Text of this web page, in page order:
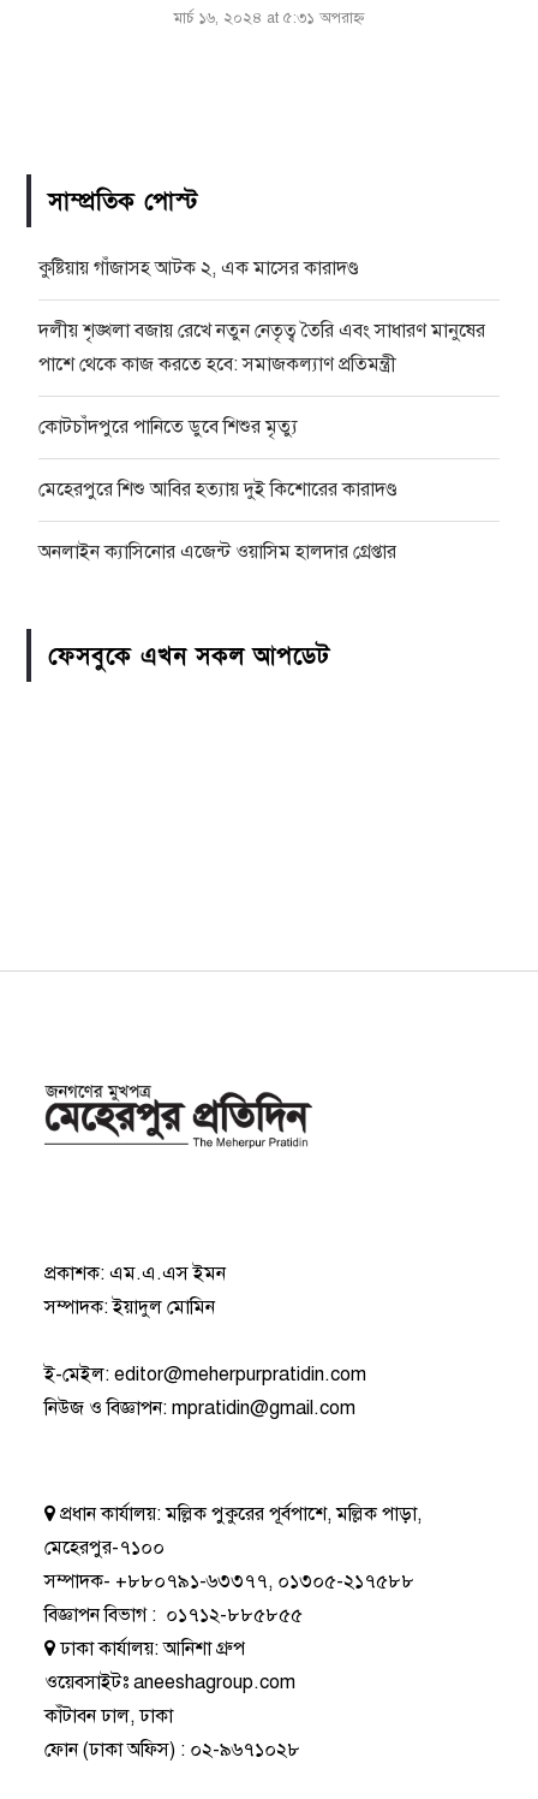
মার্চ ১৬, ২০২৪ at ৫:৩১ অপরাহ্ণ
সাম্প্রতিক পোস্ট
কুষ্টিয়ায় গাঁজাসহ আটক ২, এক মাসের কারাদণ্ড
দলীয় শৃঙ্খলা বজায় রেখে নতুন নেতৃত্ব তৈরি এবং সাধারণ মানুষের
পাশে থেকে কাজ করতে হবে: সমাজকল্যাণ প্রতিমন্ত্রী
কোটচাঁদপুরে পানিতে ডুবে শিশুর মৃত্যু
মেহেরপুরে শিশু আবির হত্যায় দুই কিশোরের কারাদণ্ড
অনলাইন ক্যাসিনোর এজেন্ট ওয়াসিম হালদার গ্রেপ্তার
ফেসবুকে এখন সকল আপডেট
প্রকাশক: এম.এ.এস ইমন
সম্পাদক: ইয়াদুল মোমিন
ই-মেইল:editor@meherpurpratidin.com
নিউজ ও বিজ্ঞাপন:mpratidin@gmail.com
প্রধান কার্যালয়:মল্লিক পুকুরের পূর্বপাশে, মল্লিক পাড়া,
মেহেরপুর-৭১০০
সম্পাদক- +৮৮০৭৯১-৬৩৩৭৭, ০১৩০৫-২১৭৫৮৮
বিজ্ঞাপন বিভাগ: ০১৭১২-৮৮৫৮৫৫
ঢাকা কার্যালয়:আনিশা গ্রুপ
ওয়েবসাইটঃaneeshagroup.com
কাঁটাবন ঢাল, ঢাকা
ফোন(ঢাকা অফিস) : ০২-৯৬৭১০২৮